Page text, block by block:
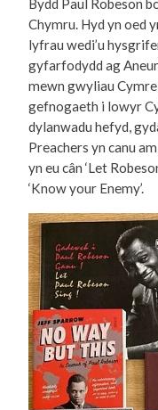
Bydd Paul Robeson
Chymru. Hyd yn oed
lyfrau wedi’u
gyfarfodydd ag
mewn gwyliau
gefnogaeth i lowyr
dylanwadu hefyd,
Preachers yn canu
yn eu cân ‘Let
‘Know your Enemy’.